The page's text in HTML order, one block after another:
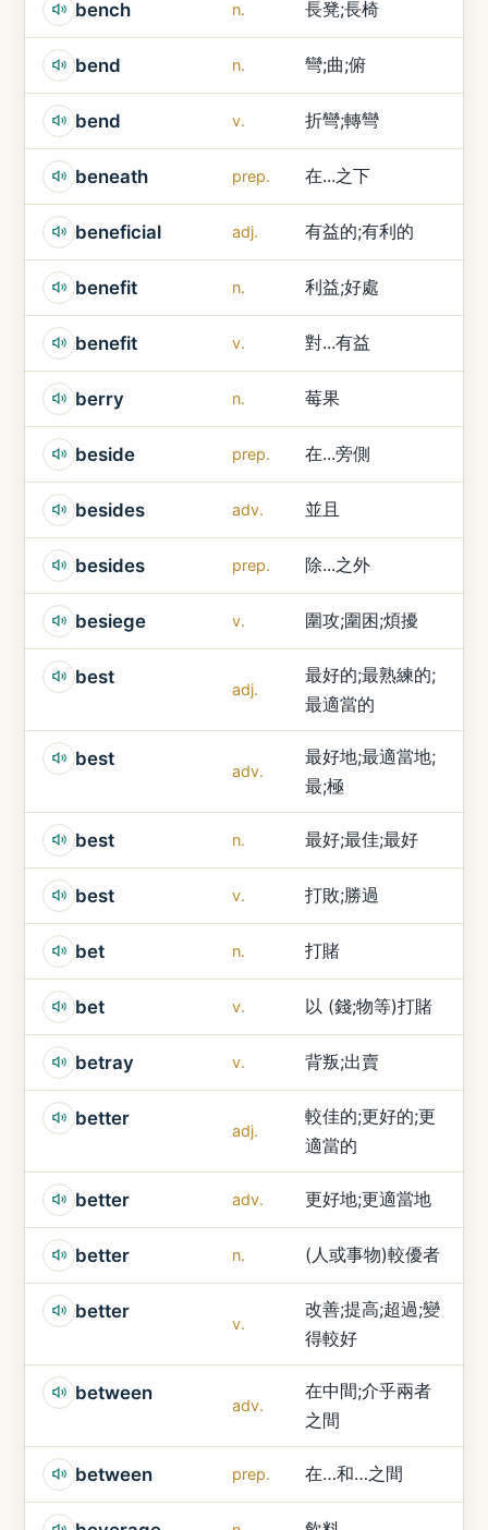
bench n. 長凳;長椅
bend n. 彎;曲;俯
bend v. 折彎;轉彎
beneath prep. 在...之下
beneficial adj. 有益的;有利的
benefit n. 利益;好處
benefit v. 對...有益
berry n. 莓果
beside prep. 在...旁側
besides adv. 並且
besides prep. 除...之外
besiege v. 圍攻;圍困;煩擾
best
adj.
最好的;最熟練的;
最適當的
best
adv.
最好地;最適當地;
最;極
best n. 最好;最佳;最好
best v. 打敗;勝過
bet n. 打賭
bet v. 以 (錢;物等)打賭
betray v. 背叛;出賣
better
adj.
較佳的;更好的;更
適當的
better adv. 更好地;更適當地
better n. (人或事物)較優者
better
v.
改善;提高;超過;變
得較好
between
adv.
在中間;介乎兩者
之間
between prep. 在…和…之間